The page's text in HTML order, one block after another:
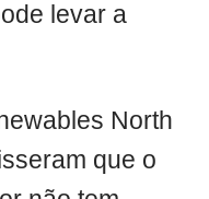
levar a
North
que o